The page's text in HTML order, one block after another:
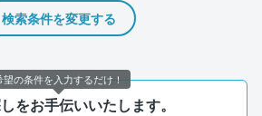
検索条件を変更する
をお手伝いいたします。
望の条件を入力するだけ！